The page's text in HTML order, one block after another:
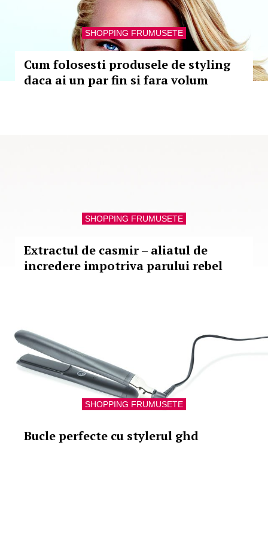
SHOPPING FRUMUSETE
Cum folosesti produsele de styling
daca ai un par fin si fara volum
SHOPPING FRUMUSETE
Extractul de casmir – aliatul de
incredere impotriva parului rebel
SHOPPING FRUMUSETE
Bucle perfecte cu stylerul ghd